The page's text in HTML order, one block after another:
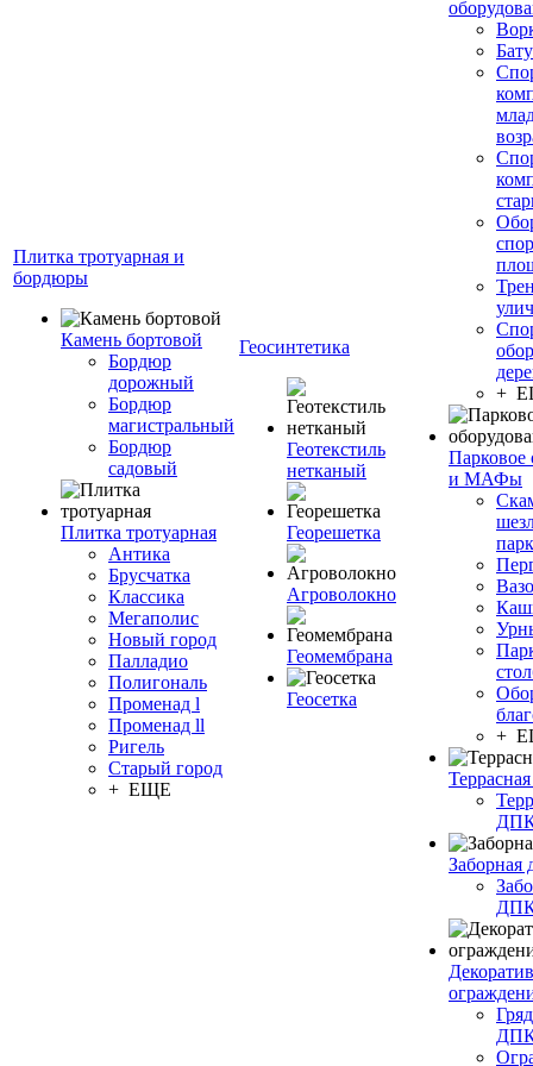
Плитка тротуарная и
бордюры
Камень бортовой
Бордюр
дорожный
Бордюр
магистральный
Бордюр
садовый
Плитка тротуарная
Антика
Брусчатка
Классика
Мегаполис
Новый город
Палладио
Полигональ
Променад l
Променад ll
Ригель
Старый город
+ ЕЩЕ
Геосинтетика
Геотекстиль
нетканый
Георешетка
Агроволокно
Геомембрана
Геосетка
+
Парковое
и МАФы
+
Заборная